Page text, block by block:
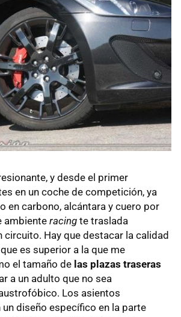
y desde el primer
en un coche de competición, ya
en carbono, alcántara y cuero por
ambiente racing te traslada
circuito. Hay que destacar la calidad
es superior a la que me
el tamaño de las plazas traseras
a un adulto que no sea
Los asientos
diseño específico en la parte